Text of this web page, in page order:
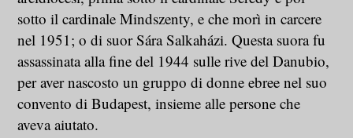
sotto il cardinale Mindszenty, e che morì in carcere
nel 1951; o di suor Sára Salkaházi. Questa suora fu
assassinata alla fine del 1944 sulle rive del Danubio,
per aver nascosto un gruppo di donne ebree nel suo
convento di Budapest, insieme alle persone che
aveva aiutato.